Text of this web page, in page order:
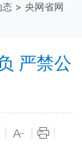
态 > 央网省网
严禁公